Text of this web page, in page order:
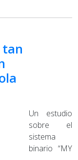
tan
Un estudio
sobre el
sistema
binario “MY